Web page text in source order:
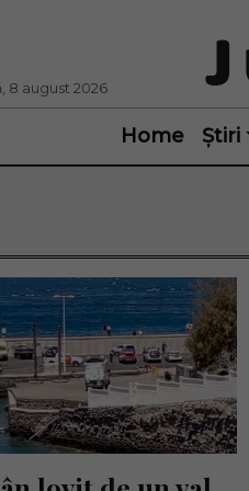
8 august 2026
Home Știri